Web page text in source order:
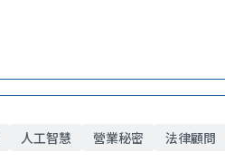
人工智慧 營業秘密 法律顧問